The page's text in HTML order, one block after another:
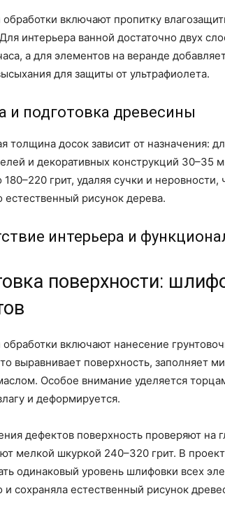
обработки включают пропитку
интерьера ванной достаточно двух
а для элементов на веранде
для защиты от ультрафиолета.
и подготовка древесины
толщина досок зависит от назначения:
и декоративных конструкций 30–35
грит, удаляя сучки и
естественный рисунок дерева.
интерьера и
поверхности:
включают нанесение
выравнивает поверхность, заполняет
Особое внимание уделяется
и деформируется.
дефектов поверхность проверяют на
мелкой шкуркой 240–320 грит. В
одинаковый уровень шлифовки всех
и сохраняла естественный рисунок